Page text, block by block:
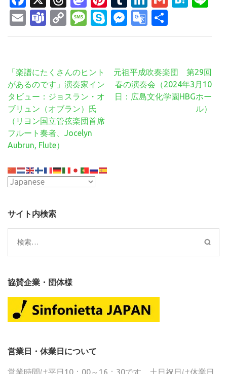
EmailTeams
Copy
Link
Message
SkypeMessenger
Google
Translate
有
投
稿
ナ
ビ
ゲ
ー
シ
ン
「楽譜にたくさんのヒント
があるのです」演奏家イン
タビュー：ジョスラン・オ
ブリュン（オブラン）氏
（リヨン国立管弦楽団首席
フルート奏者、Jocelyn
Aubrun, Flute）
元祖平成吹奏楽団 第29回
春の演奏会（2024年3月10
日：広島文化学園HBGホー
ル）
サイト内検索
検
索:
協賛企業・団体様
営業日・休業日について